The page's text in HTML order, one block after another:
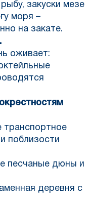
закуски мезе
моря –
на закате.
оживает:
транспортное
поблизости
песчаные дюны и
деревня с